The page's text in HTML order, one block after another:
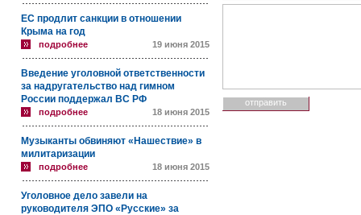
ЕС продлит санкции в отношении
Крыма на год
подробнее 19 июня 2015
Введение уголовной ответственности
за надругательство над гимном
России поддержал ВС РФ
подробнее 18 июня 2015
Музыканты обвиняют «Нашествие» в
милитаризации
подробнее 18 июня 2015
Уголовное дело завели на
руководителя ЭПО «Русские» за